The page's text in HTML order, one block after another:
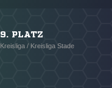
9. PLATZ
Kreisliga / Kreisliga Stade